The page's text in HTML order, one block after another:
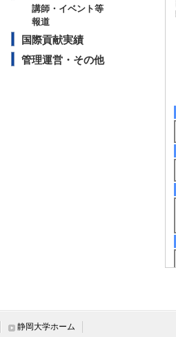
講師・イベント等
報道
国際貢献実績
管理運営・その他
静岡大学ホーム